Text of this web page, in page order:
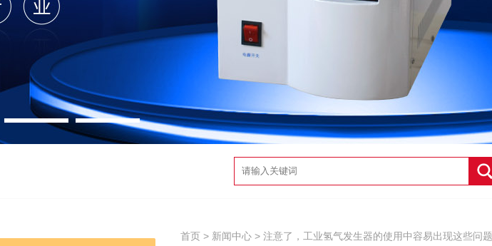
首页 > 新闻中心 > 注意了，工业氢气发生器的使用中容易出现这些问题